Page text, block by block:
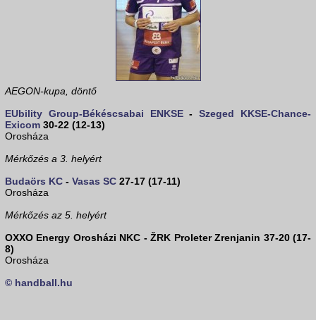
AEGON-kupa, döntő
EUbility Group-Békéscsabai ENKSE-Szeged KKSE-Chance-
Exicom 30-22 (12-13)
Orosháza
Mérkőzés a 3. helyért
Budaörs KC - Vasas SC 27-17 (17-11)
Orosháza
Mérkőzés az 5. helyért
OXXO Energy Orosházi NKC - ŽRK Proleter Zrenjanin 37-20 (17-
8)
Orosháza
© handball.hu